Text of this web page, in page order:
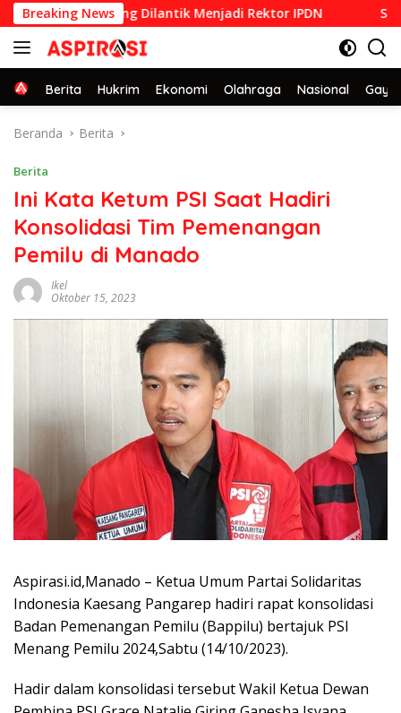
Langsung
ke
konten
Breaking News
1992 yang Dilantik Menjadi Rektor IPDN
Home
Berita Hukrim Ekonomi Olahraga Nasional Gaya
Beranda Berita
Berita
Ini Kata Ketum PSI Saat Hadiri
Konsolidasi Tim Pemenangan
Pemilu di Manado
Ikel
Oktober 15, 2023
Aspirasi.id,Manado – Ketua Umum Partai Solidaritas
Indonesia Kaesang Pangarep hadiri rapat konsolidasi
Badan Pemenangan Pemilu (Bappilu) bertajuk PSI
Menang Pemilu 2024,Sabtu (14/10/2023).
Hadir dalam konsolidasi tersebut Wakil Ketua Dewan